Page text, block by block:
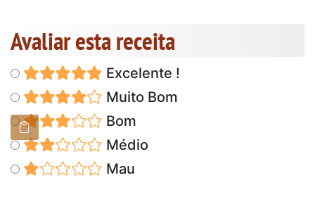
Avaliar esta receita
Excelente !
Muito Bom
Bom
Médio
Mau